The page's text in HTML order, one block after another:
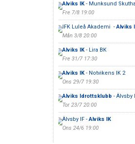
Alviks IK- Munksund
Fre 7/8 19:00
IFK Luleå Akademi -Alviks
Mån 3/8 20:00
Alviks IK- Lira BK
Fre 31/7 17:30
Alviks IK- Notvikens IK 2
Ons 29/7 19:30
Alviks Idrottsklubb - Älvsby
Tor 23/7 20:00
Älvsby IF -Alviks IK
Ons 24/6 19:00